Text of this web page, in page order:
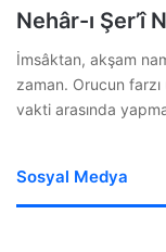
Nehâr-ı Şer’î
İmsâktan, akşam
zaman. Orucun
vakti arasında
Sosyal Medya